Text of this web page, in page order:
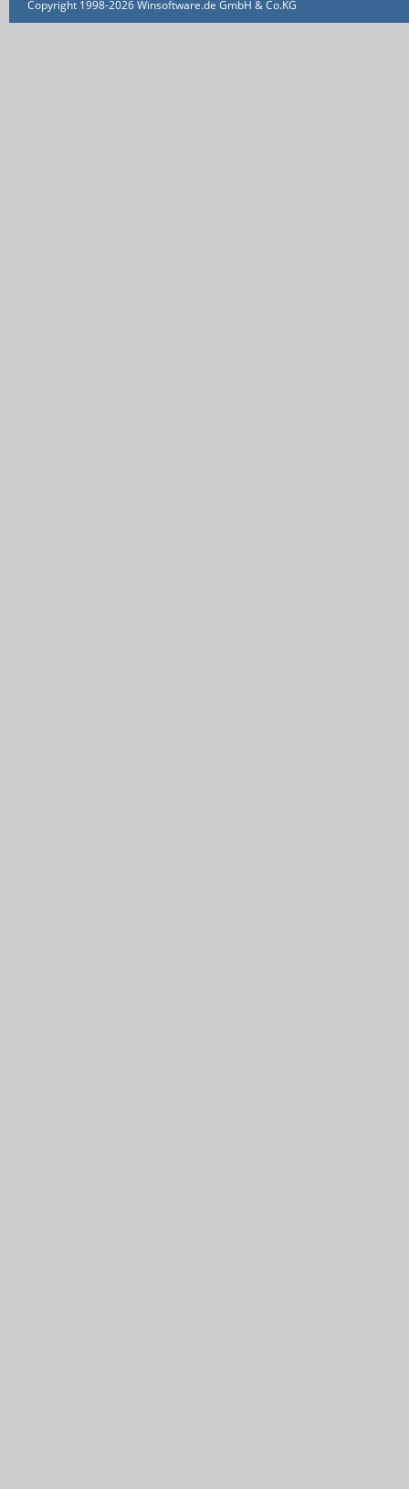
Copyright 1998-2026 Winsoftware.de GmbH & Co.KG